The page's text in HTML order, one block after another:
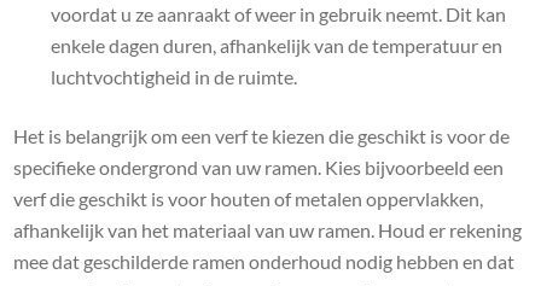
voordat u ze aanraakt of weer in gebruik neemt. Dit kan
enkele dagen duren, afhankelijk van de temperatuur en
luchtvochtigheid in de ruimte.
Het is belangrijk om een verf te kiezen die geschikt is voor de
specifieke ondergrond van uw ramen. Kies bijvoorbeeld een
verf die geschikt is voor houten of metalen oppervlakken,
afhankelijk van het materiaal van uw ramen. Houd er rekening
mee dat geschilderde ramen onderhoud nodig hebben en dat